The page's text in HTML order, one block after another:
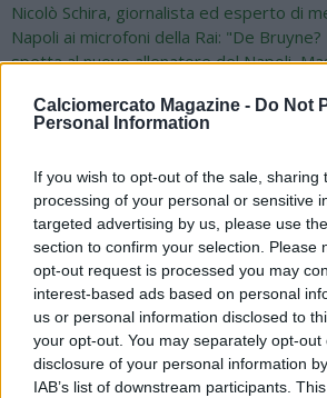
Calciomercato Magazine - Do Not
Personal Information
If you wish to opt-out of the sale, sharing
processing of your personal or sensitive
targeted advertising by us, please use
section to confirm your selection. Please
opt-out request is processed you may
interest-based ads based on personal
us or personal information disclosed to
your opt-out. You may separately opt-
disclosure of your personal information
IAB’s list of downstream participants.
Nicolò Schira, giornalista ed esperto di
Napoli ai microfoni della Rai: "De Bruyne?
spetta al nuovo allenatore del Napoli,
verrà ufficializzato nei prossimi giorni
contratto con il Milan. Allegri firmerà un
stagione, con opzione per il terzo anno,
ci può essere una collocazione tecnico-
andrà a plasmare per questo giocatore
l’anno scorso con Conte ha fatto fatica a
in campo. Per De Bruyne ci sono tante
club della MLS. Quindi questo Mondiale
anche essere un segno del destino per
offensivo ex Manchester City".